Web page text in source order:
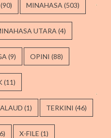
(90) MINAHASA (503)
UTARA (4)
(9) OPINI (88)
(11)
(1) TERKINI (46)
X-FILE (1)